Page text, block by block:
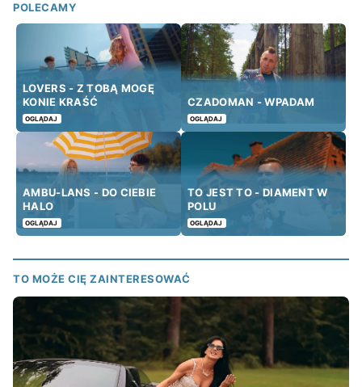
POLECAMY
LOVERS - Z TOBĄ MOGĘ
KONIE KRAŚĆ
OGLĄDAJ
CZADOMAN - WPADAM
OGLĄDAJ
AMBU-LANS - DO CIEBIE
HALO
OGLĄDAJ
TO JEST TO - DIAMENT W
POLU
OGLĄDAJ
TO MOŻE CIĘ ZAINTERESOWAĆ